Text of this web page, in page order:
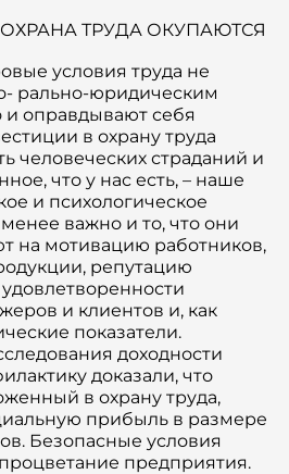
ТРУДА ОКУПАЮТСЯ
условия труда не
рально-юридическим
и оправдывают себя
в охрану труда
человеческих страданий и
что у нас есть, – наше
и психологическое
важно и то, что они
на мотивацию работников,
репутацию
и клиентов и, как
показатели.
доходности
доказали, что
в охрану труда,
прибыль в размере
Безопасные условия
процветание предприятия.